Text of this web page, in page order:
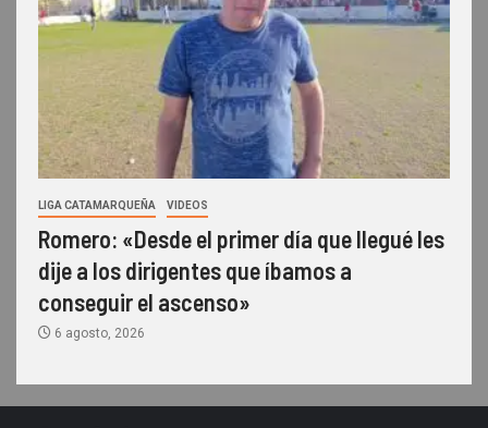
LIGA CATAMARQUEÑA VIDEOS
Romero: «Desde el primer día que llegué les
dije a los dirigentes que íbamos a
conseguir el ascenso»
6 agosto, 2026